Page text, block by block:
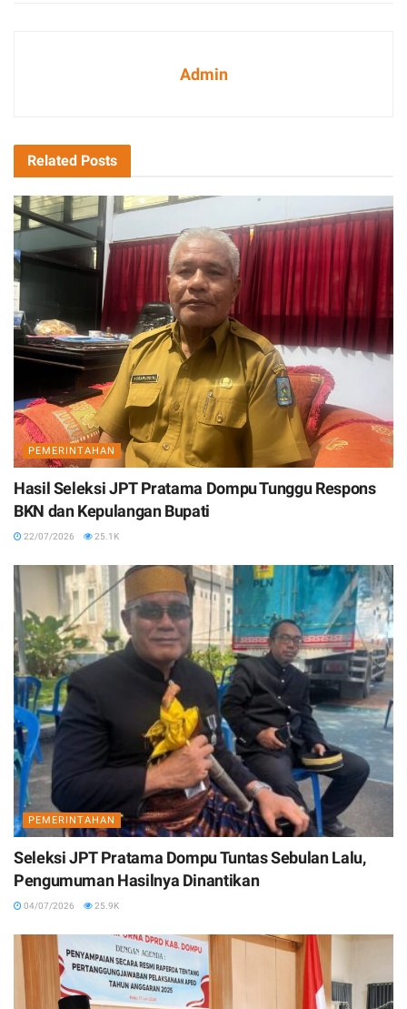
Admin
Related Posts
PEMERINTAHAN
Hasil Seleksi JPT Pratama Dompu Tunggu Respons
BKN dan Kepulangan Bupati
22/07/2026 25.1K
PEMERINTAHAN
Seleksi JPT Pratama Dompu Tuntas Sebulan Lalu,
Pengumuman Hasilnya Dinantikan
04/07/2026 25.9K